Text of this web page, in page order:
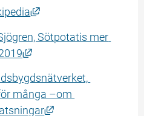
Länk till annan
Sötpotatis mer
Länk till annan
många –om
Länk till annan